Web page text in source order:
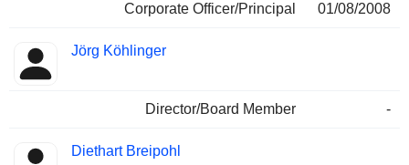
Corporate Officer/Principal
01/08/2008
Jörg Köhlinger
Director/Board Member -
Diethart Breipohl